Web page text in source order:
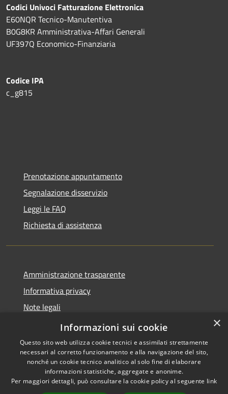
Codici Univoci Fatturazione Elettronica
E60NQR Tecnico-Manutentiva
B0G8KR Amministrativa-Affari Generali
UF397Q Economico-Finanziaria
Codice IPA
c_g815
Prenotazione appuntamento
Segnalazione disservizio
Leggi le FAQ
Richiesta di assistenza
Amministrazione trasparente
Informativa privacy
Note legali
Dichiarazione di accessibilità
Accessibilità
Copyright © 2026 • Comune di
Pompiano • Powered by
×
Informazioni sui cookie
Questo sito web utilizza cookie tecnici e assimilati strettamente
necessari al corretto funzionamento e alla navigazione del sito,
nonché un cookie tecnico analitico al solo fine di elaborare
informazioni statistiche, aggregate e anonime.
Per maggiori dettagli, può consultare la cookie policy al seguente link